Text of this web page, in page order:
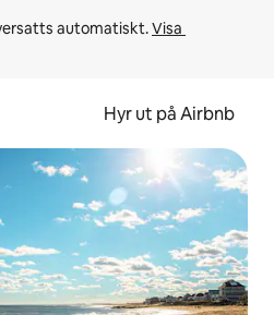
automatiskt. Visa
Hyr ut på Airbnb